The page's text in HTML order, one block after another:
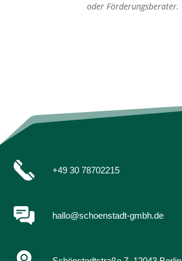
oder Förderungsberater.
+49 30 78702215
hallo@schoenstadt-gmbh.de